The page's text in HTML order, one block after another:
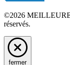
©2026
réservés.
fermer